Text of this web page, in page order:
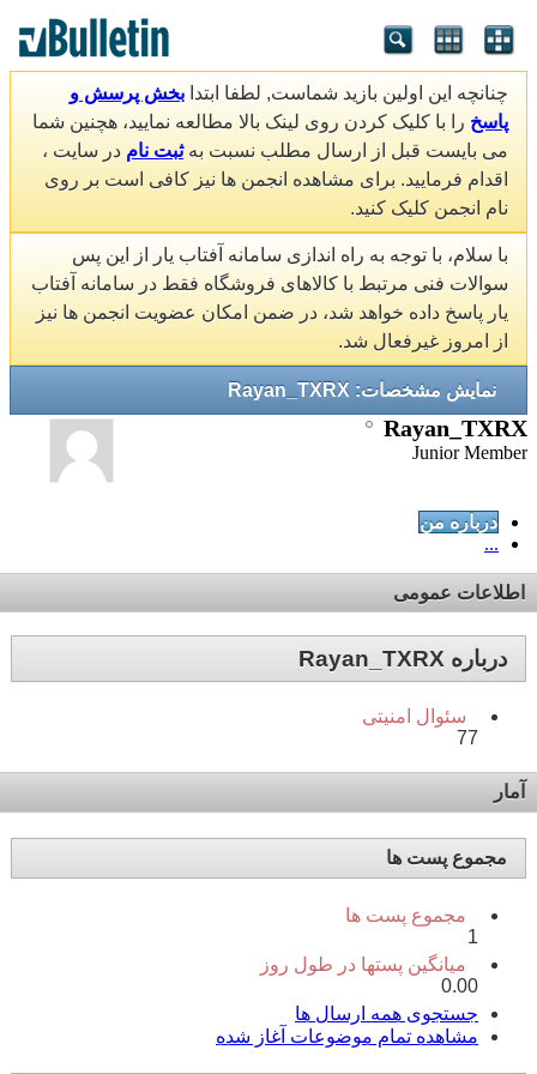
چنانچه این اولین بازید شماست, لطفا ابتدا بخش پرسش و
پاسخ را با کلیک کردن روی لینک بالا مطالعه نمایید، هچنین شما
می بایست قبل از ارسال مطلب نسبت بهثبت نام در سایت ،
اقدام فرمایید. برای مشاهده انجمن ها نیز کافی است بر روی
نام انجمن کلیک کنید.
با سلام، با توجه به راه اندازی سامانه آفتاب یار از این پس
سوالات فنی مرتبط با کالاهای فروشگاه فقط در سامانه آفتاب
یار پاسخ داده خواهد شد، در ضمن امکان عضویت انجمن ها نیز
از امروز غیرفعال شد.
نمایش مشخصات: Rayan_TXRX
Rayan_TXRX
Junior Member
درباره من
...
اطلاعات عمومی
درباره Rayan_TXRX
سئوال امنیتی
77
آمار
مجموع پست ها
مجموع پست ها
1
میانگین پستها در طول روز
0.00
جستجوی همه ارسال ها
مشاهده تمام موضوعات آغاز شده